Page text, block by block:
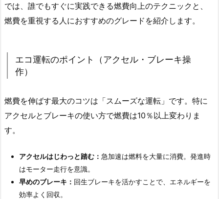
では、誰でもすぐに実践できる燃費向上のテクニックと、
燃費を重視する人におすすめのグレードを紹介します。
エコ運転のポイント（アクセル・ブレーキ操
作）
燃費を伸ばす最大のコツは「スムーズな運転」です。特に
アクセルとブレーキの使い方で燃費は10％以上変わりま
す。
アクセルはじわっと踏む： 急加速は燃料を大量に消費。発進時
はモーター走行を意識。
早めのブレーキ： 回生ブレーキを活かすことで、エネルギーを
効率よく回収。